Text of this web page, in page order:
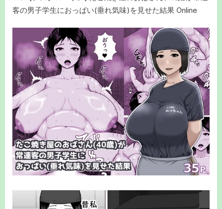
客の男子学生におっぱい(垂れ気味)を見せた結果 Online